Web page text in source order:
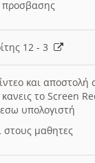
προσβασης
12 - 3
και αποστολή
κανεις το Screen
υπολογιστή
στους μαθητες